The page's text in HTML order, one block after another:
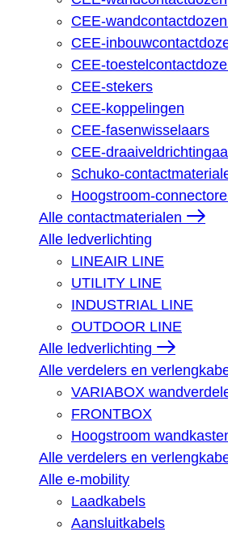
CEE-
CEE-
CEE-
CEE-stekers
CEE-koppelingen
CEE-fasenwisselaars
CEE-
Schuko-
Hoogstroom-
Alle contactmaterialen
Alle ledverlichting
LINEAIR LINE
UTILITY LINE
INDUSTRIAL LINE
OUTDOOR LINE
Alle ledverlichting
Alle verdelers en
VARIABOX
FRONTBOX
Hoogstroom
Alle verdelers en
Alle e-mobility
Laadkabels
Aansluitkabels